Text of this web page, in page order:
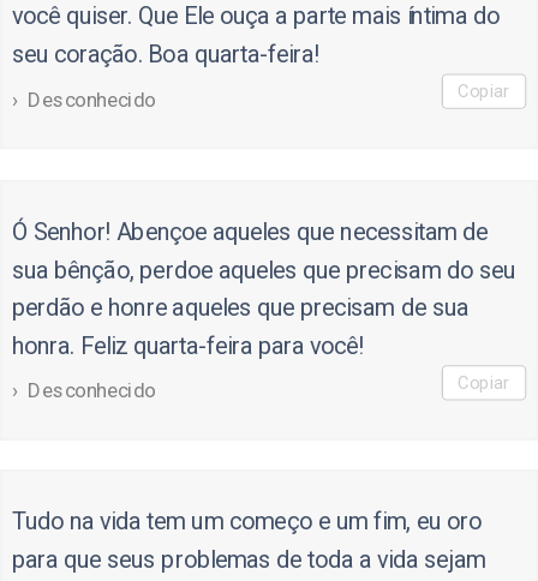
você quiser. Que Ele ouça a parte mais íntima do
seu coração. Boa quarta-feira!
Desconhecido Copiar
Ó Senhor! Abençoe aqueles que necessitam de
sua bênção, perdoe aqueles que precisam do seu
perdão e honre aqueles que precisam de sua
honra. Feliz quarta-feira para você!
Desconhecido Copiar
Tudo na vida tem um começo e um fim, eu oro
para que seus problemas de toda a vida sejam